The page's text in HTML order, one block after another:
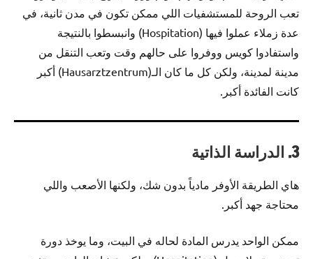
تعب الروحة للمستشفيات اللي ممكن تكون في مدن ثانية، في
عدة زملاء عملوا فيها (Hospitation) وانبسطوا بالنتيجة
واستفادوا كويس ووفروا على حالهم وقت وتعب التنقل من
مدينة لمدينة، ولكن كل ما كان الـ(Hausarztzentrum) أكبر
كانت الفائدة أكبر.
3. الدراسة الذاتية
هاي الطريقة الأوفر مادياً بدون شك، ولكنها الأصعب واللي
محتاجة جهد أكبر.
ممكن الواحد يدرس المادة لحاله في البيت، وما يوخذ دورة